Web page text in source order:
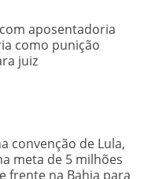
com aposentadoria
como punição
juiz
convenção de Lula,
meta de 5 milhões
frente na Bahia para